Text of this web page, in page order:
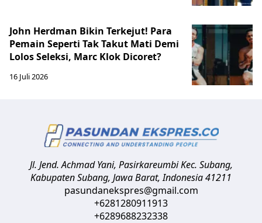
John Herdman Bikin Terkejut! Para
Pemain Seperti Tak Takut Mati Demi
Lolos Seleksi, Marc Klok Dicoret?
16 Juli 2026
Jl. Jend. Achmad Yani, Pasirkareumbi Kec. Subang,
Kabupaten Subang, Jawa Barat,Indonesia41211
pasundanekspres@gmail.com
+6281280911913
+6289688232338